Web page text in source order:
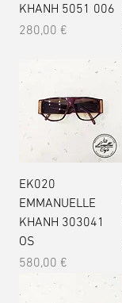
KHANH 5051 006
Prix
280,00 €
EK020
EMMANUELLE
KHANH 303041
OS
Prix
580,00 €